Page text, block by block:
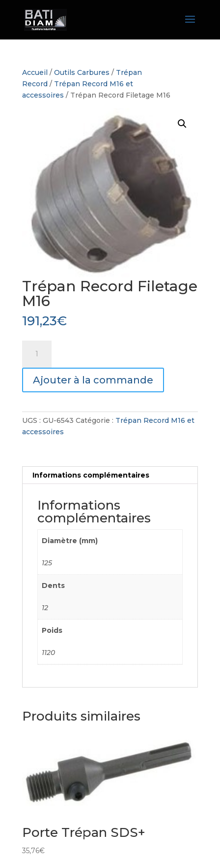
Accueil / Outils Carbures / Trépan
Record/ Trépan Record M16 et
accessoires / Trépan Record Filetage M16
Trépan Record Filetage
M16
191,23€
Trépan
Record
Filetage
Ajouter à la commande
UGS : GU-6543 Catégorie : Trépan Record M16 et
accessoires
Informations complémentaires
Informations
complémentaires
Diamètre (mm)
125
Dents
12
Poids
1120
Produits similaires
Porte Trépan SDS+
35,76€